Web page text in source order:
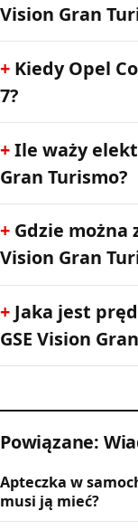
Vision Gran
Kiedy Opel
7?
Ile waży
Gran Turismo?
Gdzie można
Vision Gran
Jaka jest
GSE Vision
Powiązane:
Apteczka w
musi ją mieć?